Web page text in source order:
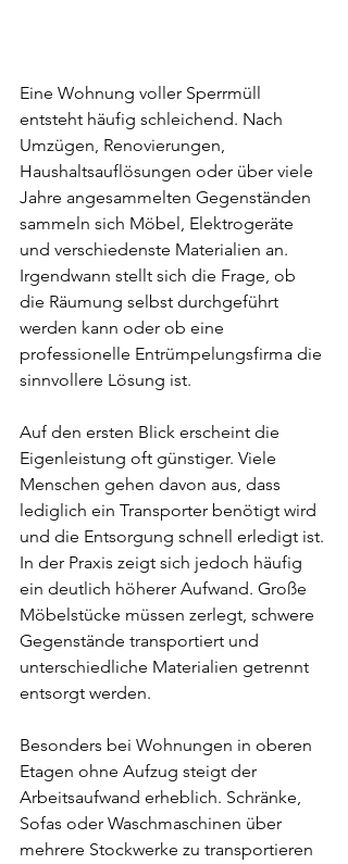
Eine Wohnung voller Sperrmüll
entsteht häufig schleichend. Nach
Umzügen, Renovierungen,
Haushaltsauflösungen oder über viele
Jahre angesammelten Gegenständen
sammeln sich Möbel, Elektrogeräte
und verschiedenste Materialien an.
Irgendwann stellt sich die Frage, ob
die Räumung selbst durchgeführt
werden kann oder ob eine
professionelle Entrümpelungsfirma die
sinnvollere Lösung ist.
Auf den ersten Blick erscheint die
Eigenleistung oft günstiger. Viele
Menschen gehen davon aus, dass
lediglich ein Transporter benötigt wird
und die Entsorgung schnell erledigt ist.
In der Praxis zeigt sich jedoch häufig
ein deutlich höherer Aufwand. Große
Möbelstücke müssen zerlegt, schwere
Gegenstände transportiert und
unterschiedliche Materialien getrennt
entsorgt werden.
Besonders bei Wohnungen in oberen
Etagen ohne Aufzug steigt der
Arbeitsaufwand erheblich. Schränke,
Sofas oder Waschmaschinen über
mehrere Stockwerke zu transportieren